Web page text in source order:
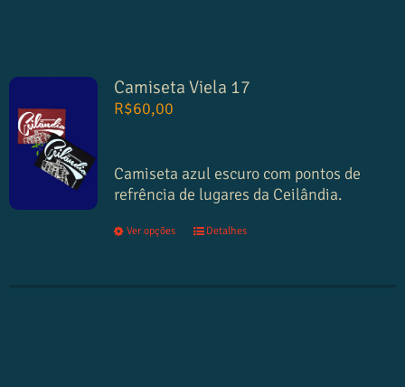
Camiseta Viela 17
R$60,00
Camiseta azul escuro com pontos de
refrência de lugares da Ceilândia.
Ver opções Detalhes